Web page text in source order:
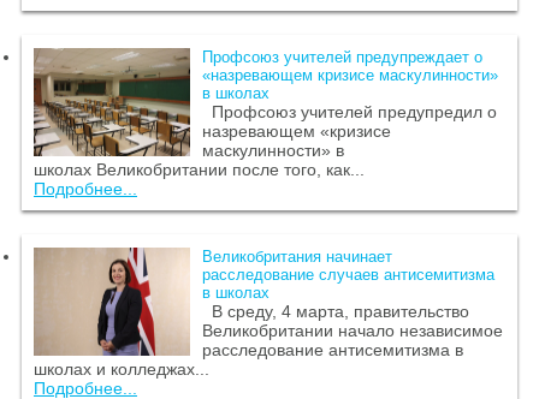
Профсоюз учителей предупреждает о
«назревающем кризисе маскулинности»
в школах
Профсоюз учителей предупредил о
назревающем «кризисе
маскулинности» в
школах Великобритании после того, как...
Подробнее...
Великобритания начинает
расследование случаев антисемитизма
в школах
В среду, 4 марта, правительство
Великобритании начало независимое
расследование антисемитизма в
школах и колледжах...
Подробнее...